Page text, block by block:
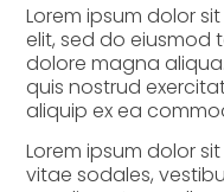
Lorem ipsum dolor
elit, sed do eiusmod
dolore magna
quis nostrud
aliquip ex ea
Lorem ipsum dolor
vitae sodales,